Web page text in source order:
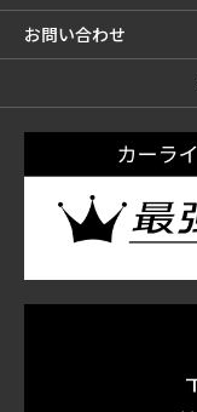
お問い合わせ